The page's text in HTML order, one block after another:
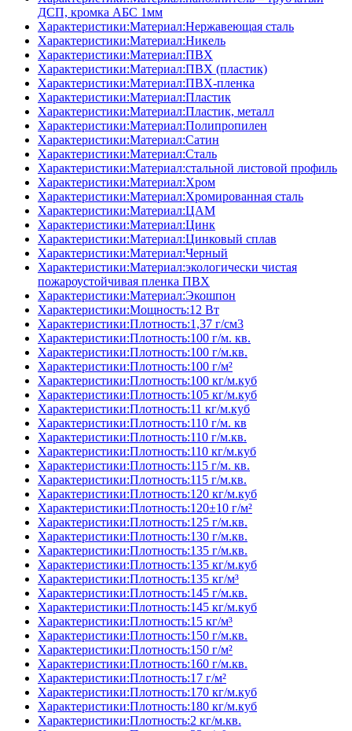
ДСП, кромка AБC 1мм
Характеристики:Материал:Нержавеющая сталь
Характеристики:Материал:Никель
Характеристики:Материал:ПВХ
Характеристики:Материал:ПВХ (пластик)
Характеристики:Материал:ПВХ-пленка
Характеристики:Материал:Пластик
Характеристики:Материал:Пластик, металл
Характеристики:Материал:Полипропилен
Характеристики:Материал:Сатин
Характеристики:Материал:Сталь
Характеристики:Материал:стальной листовой профиль
Характеристики:Материал:Хром
Характеристики:Материал:Хромированная сталь
Характеристики:Материал:ЦАМ
Характеристики:Материал:Цинк
Характеристики:Материал:Цинковый сплав
Характеристики:Материал:Черный
Характеристики:Материал:экологически чистая
пожароустойчивая пленка ПВХ
Характеристики:Материал:Экошпон
Характеристики:Мощность:12 Вт
Характеристики:Плотность:1,37 г/см3
Характеристики:Плотность:100 г/м. кв.
Характеристики:Плотность:100 г/м.кв.
Характеристики:Плотность:100 г/м²
Характеристики:Плотность:100 кг/м.куб
Характеристики:Плотность:105 кг/м.куб
Характеристики:Плотность:11 кг/м.куб
Характеристики:Плотность:110 г/м. кв
Характеристики:Плотность:110 г/м.кв.
Характеристики:Плотность:110 кг/м.куб
Характеристики:Плотность:115 г/м. кв.
Характеристики:Плотность:115 г/м.кв.
Характеристики:Плотность:120 кг/м.куб
Характеристики:Плотность:120±10 г/м²
Характеристики:Плотность:125 г/м.кв.
Характеристики:Плотность:130 г/м.кв.
Характеристики:Плотность:135 г/м.кв.
Характеристики:Плотность:135 кг/м.куб
Характеристики:Плотность:135 кг/м³
Характеристики:Плотность:145 г/м.кв.
Характеристики:Плотность:145 кг/м.куб
Характеристики:Плотность:15 кг/м³
Характеристики:Плотность:150 г/м.кв.
Характеристики:Плотность:150 г/м²
Характеристики:Плотность:160 г/м.кв.
Характеристики:Плотность:17 г/м²
Характеристики:Плотность:170 кг/м.куб
Характеристики:Плотность:180 кг/м.куб
Характеристики:Плотность:2 кг/м.кв.